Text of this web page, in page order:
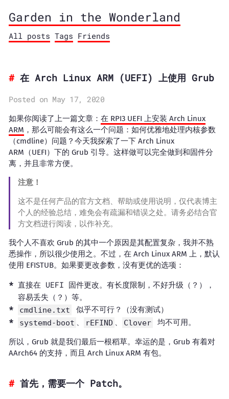
Garden in the Wonderland
All posts Tags Friends
在 Arch Linux ARM (UEFI) 上使用 Grub
Posted on May 17, 2020
如果你阅读了上一篇文章： 在 RPI3 UEFI 上安装 Arch Linux
ARM ，那么可能会有这么一个问题：如何优雅地处理内核参数
（cmdline）问题？今天我探索了一下 Arch Linux
ARM（UEFI）下的 Grub 引导。这样做可以完全做到和固件分
离，并且非常方便。
注意！
这不是任何产品的官方文档、帮助或使用说明，仅代表博主
个人的经验总结，难免会有疏漏和错误之处。请务必结合官
方文档进行阅读，以作补充。
我个人不喜欢 Grub 的其中一个原因是其配置复杂，我并不熟
悉操作，所以很少使用之。不过，在 Arch Linux ARM 上，默认
使用 EFISTUB。如果要更改参数，没有更优的选项：
直接在 UEFI 固件更改。有长度限制，不好升级（？），
容易丢失（？）等。
cmdline.txt 似乎不可行？（没有测试）
systemd-boot 、 rEFIND 、 Clover 均不可用。
所以，Grub 就是我们最后一根稻草。幸运的是，Grub 有着对
AArch64 的支持，而且 Arch Linux ARM 有包。
首先，需要一个 Patch。